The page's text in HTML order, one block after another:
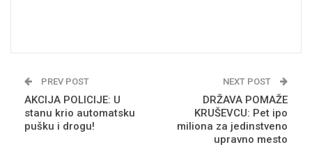
PREV POST
AKCIJA POLICIJE: U
stanu krio automatsku
pušku i drogu!
NEXT POST
DRŽAVA POMAŽE
KRUŠEVCU: Pet ipo
miliona za jedinstveno
upravno mesto